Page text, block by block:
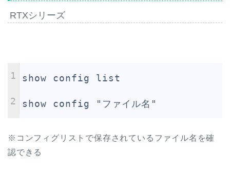
RTXシリーズ
1
2
show config list
show config "ファイル名"
※コンフィグリストで保存されているファイル名を確
認できる